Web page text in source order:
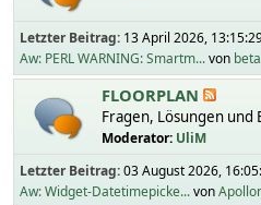
Letzter Beitrag: 13 April 2026,
Aw: PERL WARNING: Smartm...von
FLOORPLAN
Fragen, Lösungen und
Moderator: UliM
Letzter Beitrag:03 August 2026,
Aw: Widget-Datetimepicke...von